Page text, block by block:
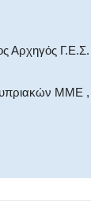
Αρχηγός Γ.Ε.Σ.
ΜΜΕ